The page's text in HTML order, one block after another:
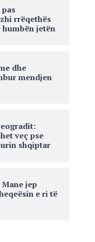
rrëqethës
humbën jetën
dhe
mendjen
veç pse
shqiptar
jep
e ri të